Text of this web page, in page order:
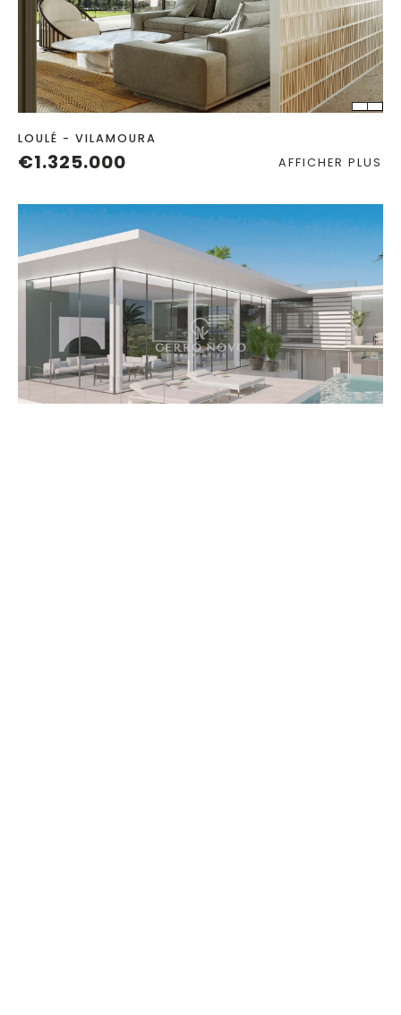
CHAMBRES SALLES DE BAIN
LOULÉ - VILAMOURA
€1.325.000 AFFICHER PLUS